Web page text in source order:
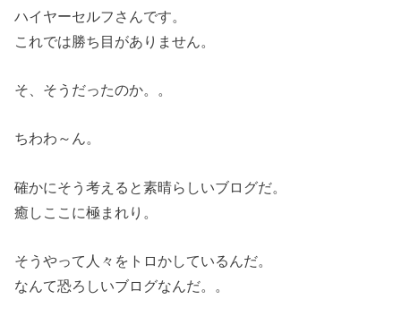
ハイヤーセルフさんです。
これでは勝ち目がありません。
そ、そうだったのか。。
ちわわ～ん。
確かにそう考えると素晴らしいブログだ。
癒しここに極まれり。
そうやって人々をトロかしているんだ。
なんて恐ろしいブログなんだ。。